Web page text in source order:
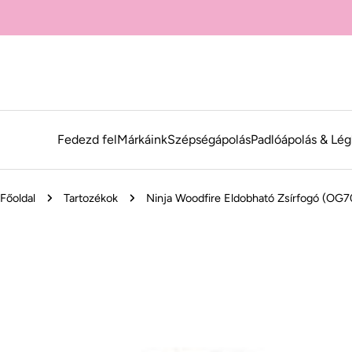
Fedezd felMárkáinkSzépségápolásPadlóápolás &
Főoldal Tartozékok Ninja Woodfire Eldobható Zsírfogó